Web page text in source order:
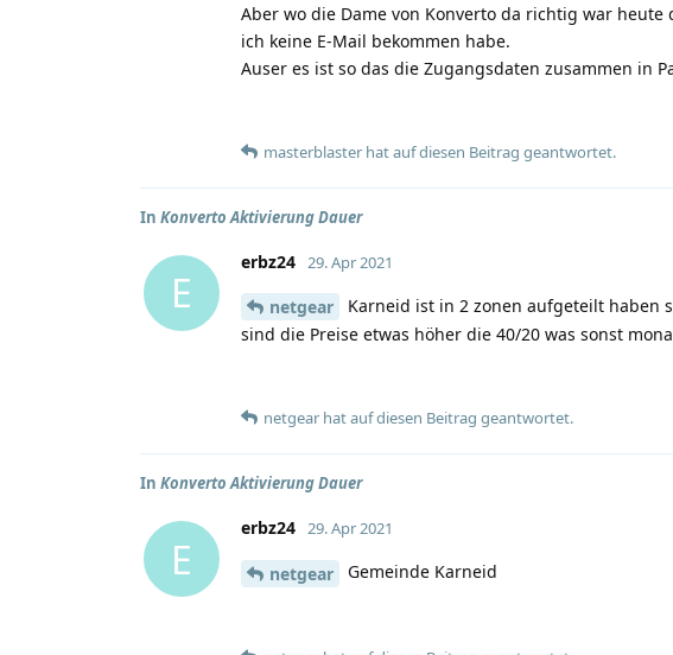
Aber wo die Dame von Konverto da richtig war
ich keine E-Mail bekommen habe.
Auser es ist so das die Zugangsdaten zusammen in
masterblaster hatauf diesen Beitrag geantwortet.
In Konverto Aktivierung Dauer
E
erbz24 29. Apr 2021
netgear
Karneid ist in 2 zonen aufgeteilt haben
sind die Preise etwas höher die 40/20 was sonst
netgear hatauf diesen Beitrag geantwortet.
In Konverto Aktivierung Dauer
E
erbz24 29. Apr 2021
netgear Gemeinde Karneid